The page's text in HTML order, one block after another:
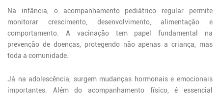
Na infância, o acompanhamento pediátrico regular permite
monitorar crescimento, desenvolvimento, alimentação e
comportamento. A vacinação tem papel fundamental na
prevenção de doenças, protegendo não apenas a criança, mas
toda a comunidade.
Já na adolescência, surgem mudanças hormonais e emocionais
importantes. Além do acompanhamento físico, é essencial